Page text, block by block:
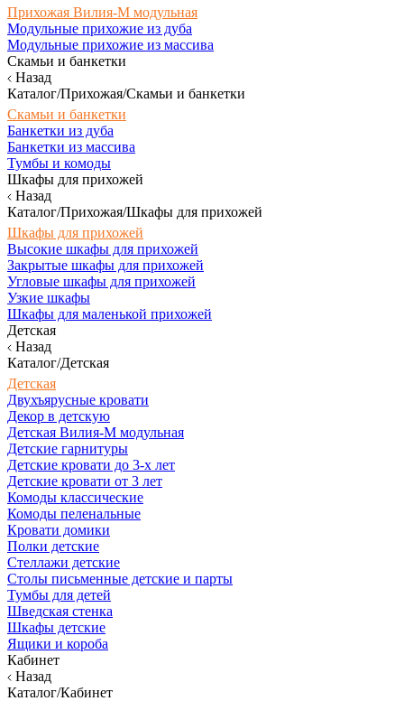
Прихожая Вилия-М модульная
Модульные прихожие из дуба
Модульные прихожие из массива
Скамьи и банкетки
Назад
Каталог/Прихожая/Скамьи и банкетки
Скамьи и банкетки
Банкетки из дуба
Банкетки из массива
Тумбы и комоды
Шкафы для прихожей
Назад
Каталог/Прихожая/Шкафы для прихожей
Шкафы для прихожей
Высокие шкафы для прихожей
Закрытые шкафы для прихожей
Угловые шкафы для прихожей
Узкие шкафы
Шкафы для маленькой прихожей
Детская
Назад
Каталог/Детская
Детская
Двухъярусные кровати
Декор в детскую
Детская Вилия-М модульная
Детские гарнитуры
Детские кровати до 3-х лет
Детские кровати от 3 лет
Комоды классические
Комоды пеленальные
Кровати домики
Полки детские
Стеллажи детские
Столы письменные детские и парты
Тумбы для детей
Шведская стенка
Шкафы детские
Ящики и короба
Кабинет
Назад
Каталог/Кабинет